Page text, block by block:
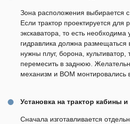
Зона расположения выбирается
Если трактор проектируется для
экскаватора, то есть необходима
гидравлика должна размещаться
нужны плуг, борона, культиватор,
перемесить в заднюю.
механизм и ВОМ монтировались
Установка на трактор кабины и
Сначала изготавливается